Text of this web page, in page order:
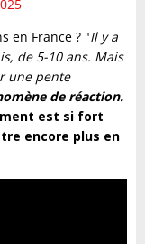
en France ? "Il y a
de 5-10 ans. Mais
une pente
de réaction.
est si fort
encore plus en